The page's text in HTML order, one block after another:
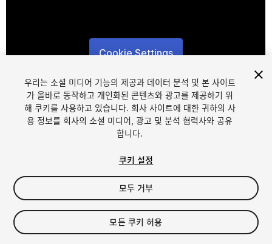
Cookie Settings
FREE
내 에셋에 추가하기
우리는 소셜 미디어 기능의 제공과 데이터 분석 및 본 사이트
가 올바로 동작하고 개인화된 콘텐츠와 광고를 제공하기 위
해 쿠키를 사용하고 있습니다. 회사 사이트에 대한 귀하의 사
용 정보를 회사의 소셜 미디어, 광고 및 분석 협력사와 공유
합니다.
쿠키 설정
모두 거부
모든 쿠키 허용